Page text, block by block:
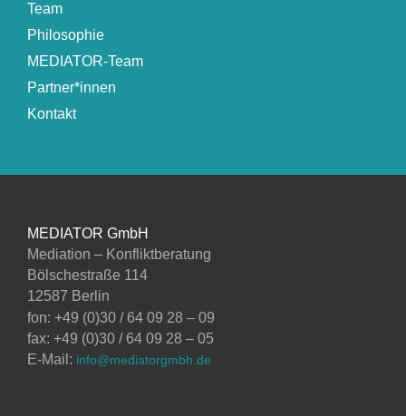
Team
Philosophie
MEDIATOR-Team
Partner*innen
Kontakt
MEDIATOR GmbH
Mediation – Konfliktberatung
Bölschestraße 114
12587 Berlin
fon: +49 (0)30 / 64 09 28 – 09
fax: +49 (0)30 / 64 09 28 – 05
E-Mail: info@mediatorgmbh.de